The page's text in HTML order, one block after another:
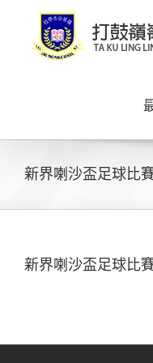
content
新界喇沙盃足球比
新界喇沙盃足球比